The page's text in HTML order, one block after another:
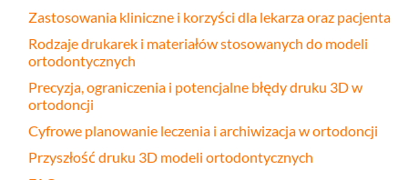
Zastosowania kliniczne i korzyści dla lekarza oraz pacjenta
Rodzaje drukarek i materiałów stosowanych do modeli
ortodontycznych
Precyzja, ograniczenia i potencjalne błędy druku 3D w
ortodoncji
Cyfrowe planowanie leczenia i archiwizacja w ortodoncji
Przyszłość druku 3D modeli ortodontycznych